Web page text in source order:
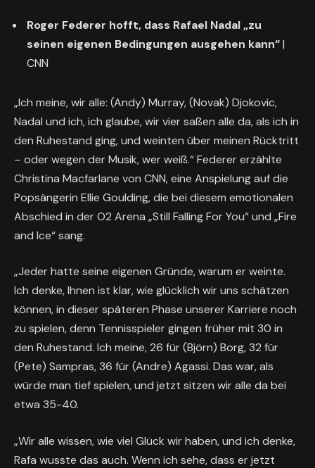
Roger Federer hofft, dass Rafael Nadal „zu
seinen eigenen Bedingungen ausgehen kann“|
CNN
„Ich meine, wir alle: (Andy) Murray, (Novak) Djokovic,
Nadal und ich, ich glaube, wir vier saßen alle da, als ich in
den Ruhestand ging, und weinten über meinen Rücktritt
– oder wegen der Musik, wer weiß.“ Federer erzählte
Christina Macfarlane von CNN, eine Anspielung auf die
Popsängerin Ellie Goulding, die bei diesem emotionalen
Abschied in der O2 Arena „Still Falling For You“ und „Fire
and Ice“ sang.
„Jeder hatte seine eigenen Gründe, warum er weinte.
Ich denke, Ihnen ist klar, wie glücklich wir uns schätzen
können, in dieser späteren Phase unserer Karriere noch
zu spielen, denn Tennisspieler gingen früher mit 30 in
den Ruhestand. Ich meine, 26 für (Björn) Borg, 32 für
(Pete) Sampras, 36 für (Andre) Agassi. Das war, als
würde man tief spielen, und jetzt sitzen wir alle da bei
etwa 35-40.
„Wir alle wissen, wie viel Glück wir haben, und ich denke,
Rafa wusste das auch. Wenn ich sehe, dass er jetzt